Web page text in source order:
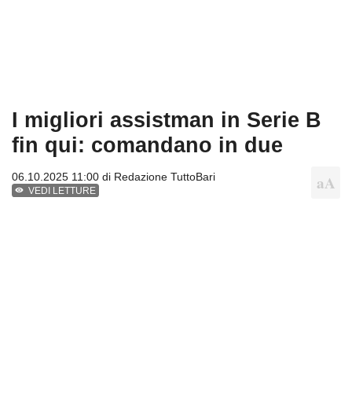
I migliori assistman in Serie B
fin qui: comandano in due
06.10.2025 11:00 di Redazione TuttoBari
VEDI LETTURE